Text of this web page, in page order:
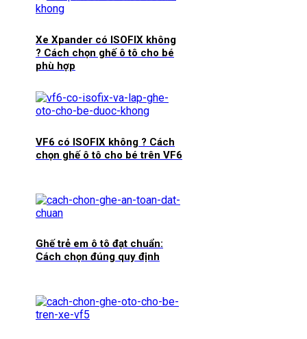
Xe Xpander có ISOFIX không
? Cách chọn ghế ô tô cho bé
phù hợp
VF6 có ISOFIX không ? Cách
chọn ghế ô tô cho bé trên VF6
Ghế trẻ em ô tô đạt chuẩn:
Cách chọn đúng quy định